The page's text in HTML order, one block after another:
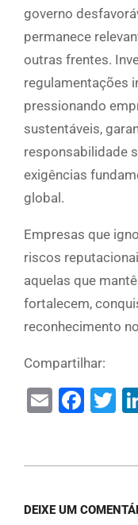
governo
permanece
outras frentes.
regulamentações
pressionando
sustentáveis,
responsabilidade
exigências
global.
Empresas que
riscos
aquelas que
fortalecem,
reconhecimento
Compartilhar:
Email
DEIXE UM